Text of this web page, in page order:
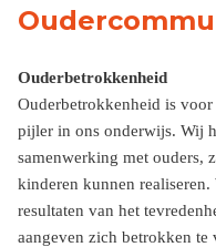
Ouderbetrokkenheid
Ouderbetrokkenheid is voor
pijler in ons onderwijs. Wij
samenwerking met ouders,
kinderen kunnen
resultaten van het
aangeven zich betrokken te